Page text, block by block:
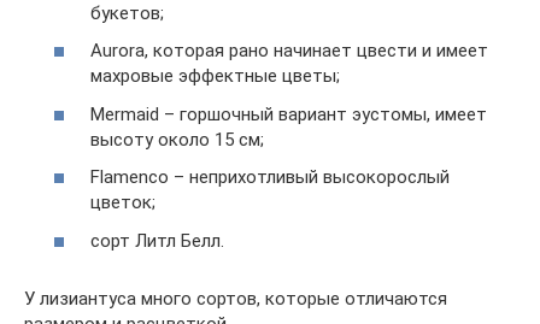
букетов;
Aurora, которая рано начинает цвести и имеет
махровые эффектные цветы;
Mermaid – горшочный вариант эустомы, имеет
высоту около 15 см;
Flamenco – неприхотливый высокорослый
цветок;
сорт Литл Белл.
У лизиантуса много сортов, которые отличаются